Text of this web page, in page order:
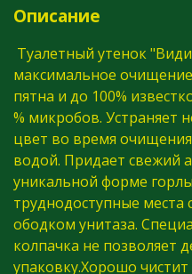
Описание
Туалетный утенок
максимальное
пятна и до 100%
% микробов. Устраняет
цвет во время
водой. Придает свежий
уникальной форме
труднодоступные места
ободком унитаза.
колпачка не позволяет
упаковку.Хорошо чистит